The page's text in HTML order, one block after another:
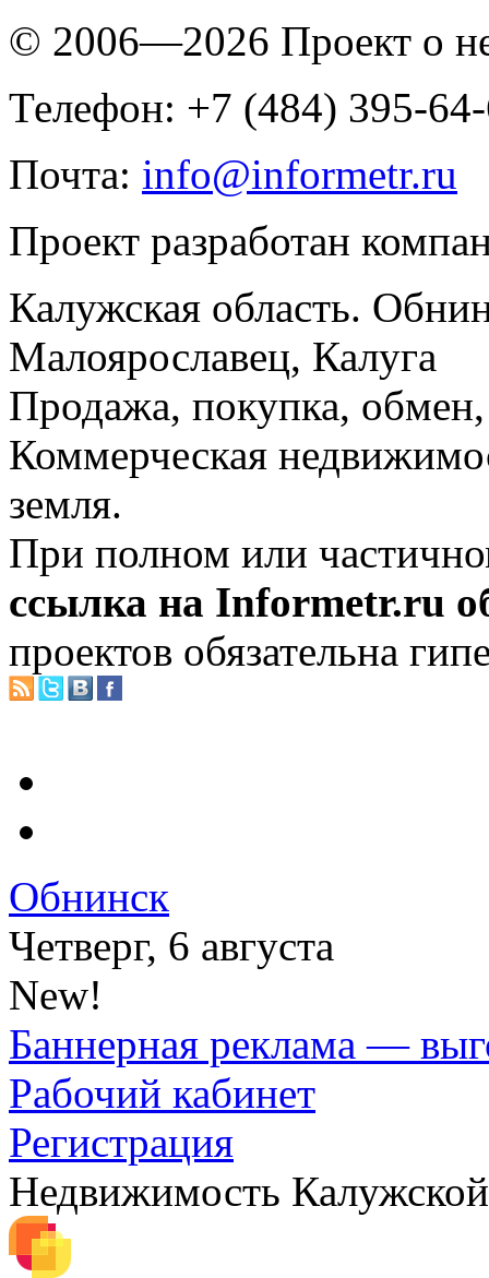
© 2006—2026 Проект о
Телефон: +7 (484) 395-
Почта: info@informetr.ru
Проект разработан
Калужская область.
Малоярославец, Калуга
Продажа, покупка, обмен,
Коммерческая
земля.
При полном или
ссылка на Informetr.ru
проектов обязательна
Обнинск
Четверг, 6 августа
New!
Баннерная реклама —
Рабочий кабинет
Регистрация
Недвижимость